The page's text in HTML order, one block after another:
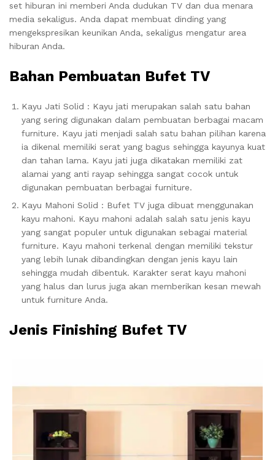
set hiburan ini memberi Anda dudukan TV dan dua menara
media sekaligus. Anda dapat membuat dinding yang
mengekspresikan keunikan Anda, sekaligus mengatur area
hiburan Anda.
Bahan Pembuatan Bufet TV
Kayu Jati Solid : Kayu jati merupakan salah satu bahan
yang sering digunakan dalam pembuatan berbagai macam
furniture. Kayu jati menjadi salah satu bahan pilihan karena
ia dikenal memiliki serat yang bagus sehingga kayunya kuat
dan tahan lama. Kayu jati juga dikatakan memiliki zat
alamai yang anti rayap sehingga sangat cocok untuk
digunakan pembuatan berbagai furniture.
Kayu Mahoni Solid : Bufet TV juga dibuat menggunakan
kayu mahoni. Kayu mahoni adalah salah satu jenis kayu
yang sangat populer untuk digunakan sebagai material
furniture. Kayu mahoni terkenal dengan memiliki tekstur
yang lebih lunak dibandingkan dengan jenis kayu lain
sehingga mudah dibentuk. Karakter serat kayu mahoni
yang halus dan lurus juga akan memberikan kesan mewah
untuk furniture Anda.
Jenis Finishing Bufet TV